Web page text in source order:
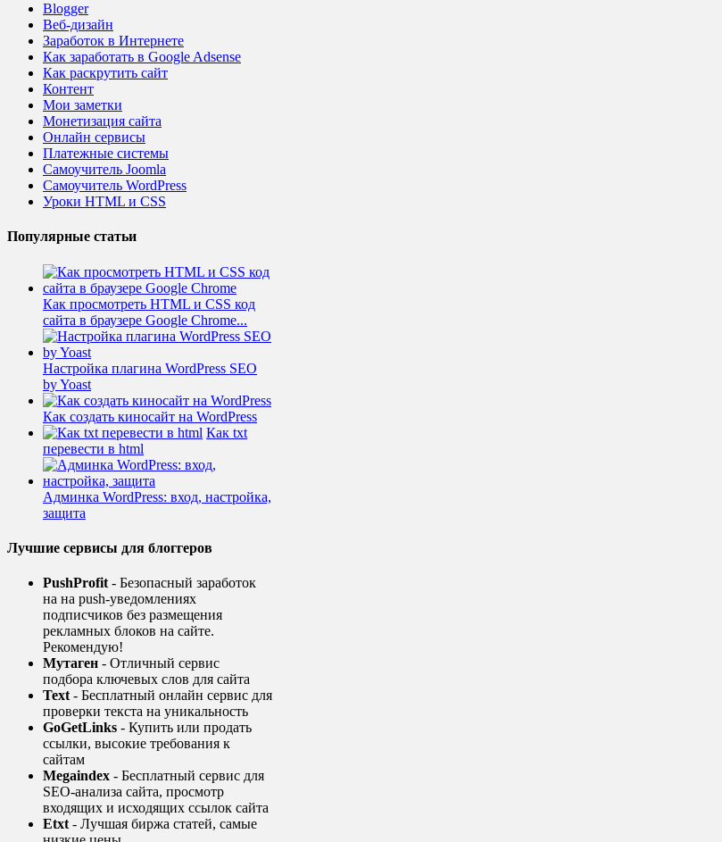
Blogger
Веб-дизайн
Заработок в Интернете
Как заработать в Google Adsense
Как раскрутить сайт
Контент
Мои заметки
Монетизация сайта
Онлайн сервисы
Платежные системы
Самоучитель Joomla
Самоучитель WordPress
Уроки HTML и CSS
Популярные статьи
Как просмотреть HTML и CSS код
сайта в браузере Google Chrome...
Настройка плагина WordPress SEO
by Yoast
Как создать киносайт на WordPress
Как txt
перевести в html
Админка WordPress: вход, настройка,
защита
Лучшие сервисы для блоггеров
PushProfit - Безопасный заработок
на на push-уведомлениях
подписчиков без размещения
рекламных блоков на сайте.
Рекомендую!
Мутаген - Отличный сервис
подбора ключевых слов для сайта
Text - Бесплатный онлайн сервис для
проверки текста на уникальность
GoGetLinks - Купить или продать
ссылки, высокие требования к
сайтам
Megaindex - Бесплатный сервис для
SEO-анализа сайта, просмотр
входящих и исходящих ссылок сайта
Etxt - Лучшая биржа статей, самые